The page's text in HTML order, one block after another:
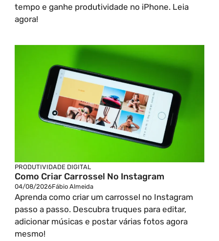
tempo e ganhe produtividade no iPhone. Leia
agora!
PRODUTIVIDADE DIGITAL
Como Criar Carrossel No Instagram
04/08/2026Fábio Almeida
Aprenda como criar um carrossel no Instagram
passo a passo. Descubra truques para editar,
adicionar músicas e postar várias fotos agora
mesmo!